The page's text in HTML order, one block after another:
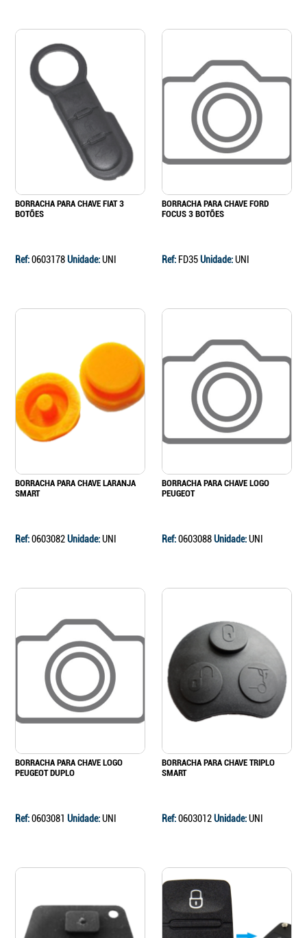
BORRACHA PARA CHAVE FIAT 3
BOTÕES
Ref:0603178Unidade:UNI
BORRACHA PARA CHAVE FORD
FOCUS 3 BOTÕES
Ref: FD35Unidade:UNI
BORRACHA PARA CHAVE LARANJA
SMART
Ref:0603082Unidade:UNI
BORRACHA PARA CHAVE LOGO
PEUGEOT
Ref:0603088Unidade:UNI
BORRACHA PARA CHAVE LOGO
PEUGEOT DUPLO
Ref:0603081 Unidade:UNI
BORRACHA PARA CHAVE TRIPLO
SMART
Ref:0603012Unidade:UNI